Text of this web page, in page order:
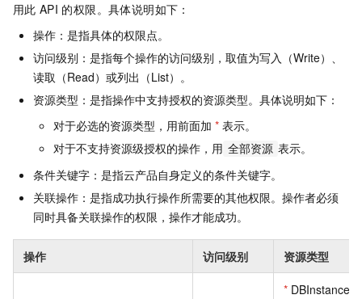
用此 API 的权限。具体说明如下：
操作：是指具体的权限点。
访问级别：是指每个操作的访问级别，取值为写入（Write）、
读取（Read）或列出（List）。
资源类型：是指操作中支持授权的资源类型。具体说明如下：
对于必选的资源类型，用前面加 * 表示。
对于不支持资源级授权的操作，用 全部资源 表示。
条件关键字：是指云产品自身定义的条件关键字。
关联操作：是指成功执行操作所需要的其他权限。操作者必须
同时具备关联操作的权限，操作才能成功。
操作 访问级别 资源类型
* DBInstance